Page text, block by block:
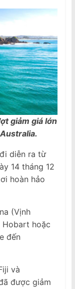
giảm giá lớn
diễn ra từ
14 tháng 12
hoàn hảo
(Vịnh
Hobart hoặc
đến
và
được giảm